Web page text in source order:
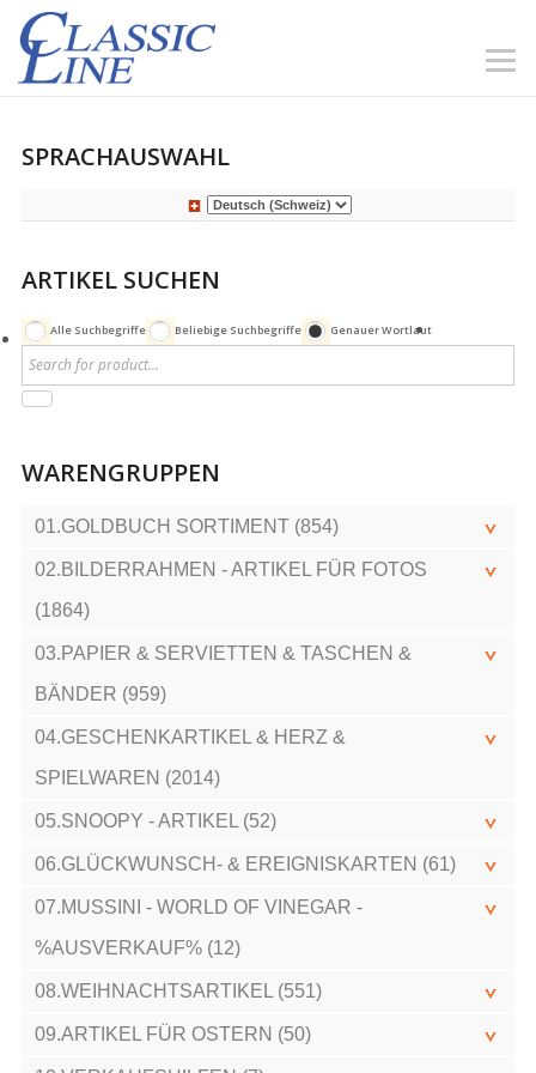
SPRACHAUSWAHL
ARTIKEL SUCHEN
Alle Suchbegriffe Beliebige Suchbegriffe Genauer Wortlaut
WARENGRUPPEN
01.GOLDBUCH SORTIMENT (854)
02.BILDERRAHMEN - ARTIKEL FÜR FOTOS
(1864)
03.PAPIER & SERVIETTEN & TASCHEN &
BÄNDER (959)
04.GESCHENKARTIKEL & HERZ &
SPIELWAREN (2014)
05.SNOOPY - ARTIKEL (52)
06.GLÜCKWUNSCH- & EREIGNISKARTEN (61)
07.MUSSINI - WORLD OF VINEGAR -
%AUSVERKAUF% (12)
08.WEIHNACHTSARTIKEL (551)
09.ARTIKEL FÜR OSTERN (50)